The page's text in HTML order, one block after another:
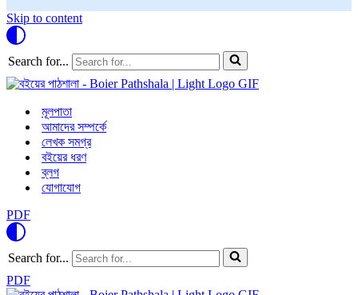
Skip to content
Search for...
মূলপাতা
আমাদের সম্পর্কে
লেখক সমগ্র
বইয়ের ধরণ
ব্লগ
যোগাযোগ
PDF
Search for...
PDF